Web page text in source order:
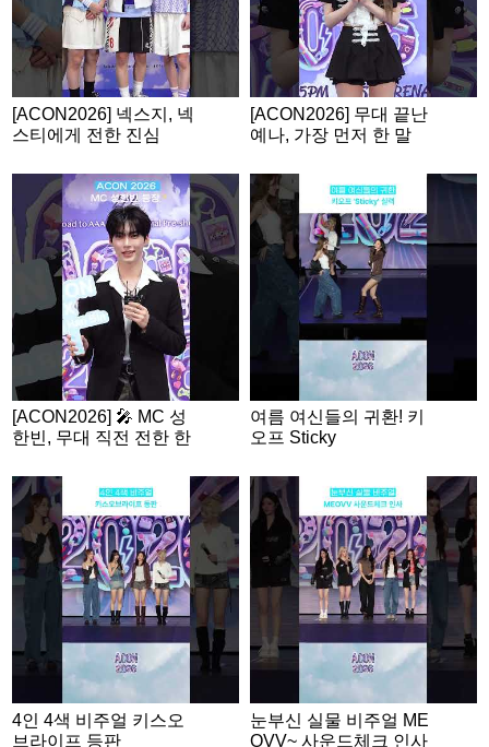
[ACON2026] 넥스지, 넥
스티에게 전한 진심
[ACON2026] 무대 끝난
예나, 가장 먼저 한 말
[ACON2026] 🎤 MC 성
한빈, 무대 직전 전한 한
여름 여신들의 귀환! 키
오프 Sticky
4인 4색 비주얼 키스오
브라이프 등판
눈부신 실물 비주얼 ME
OVV~ 사운드체크 인사